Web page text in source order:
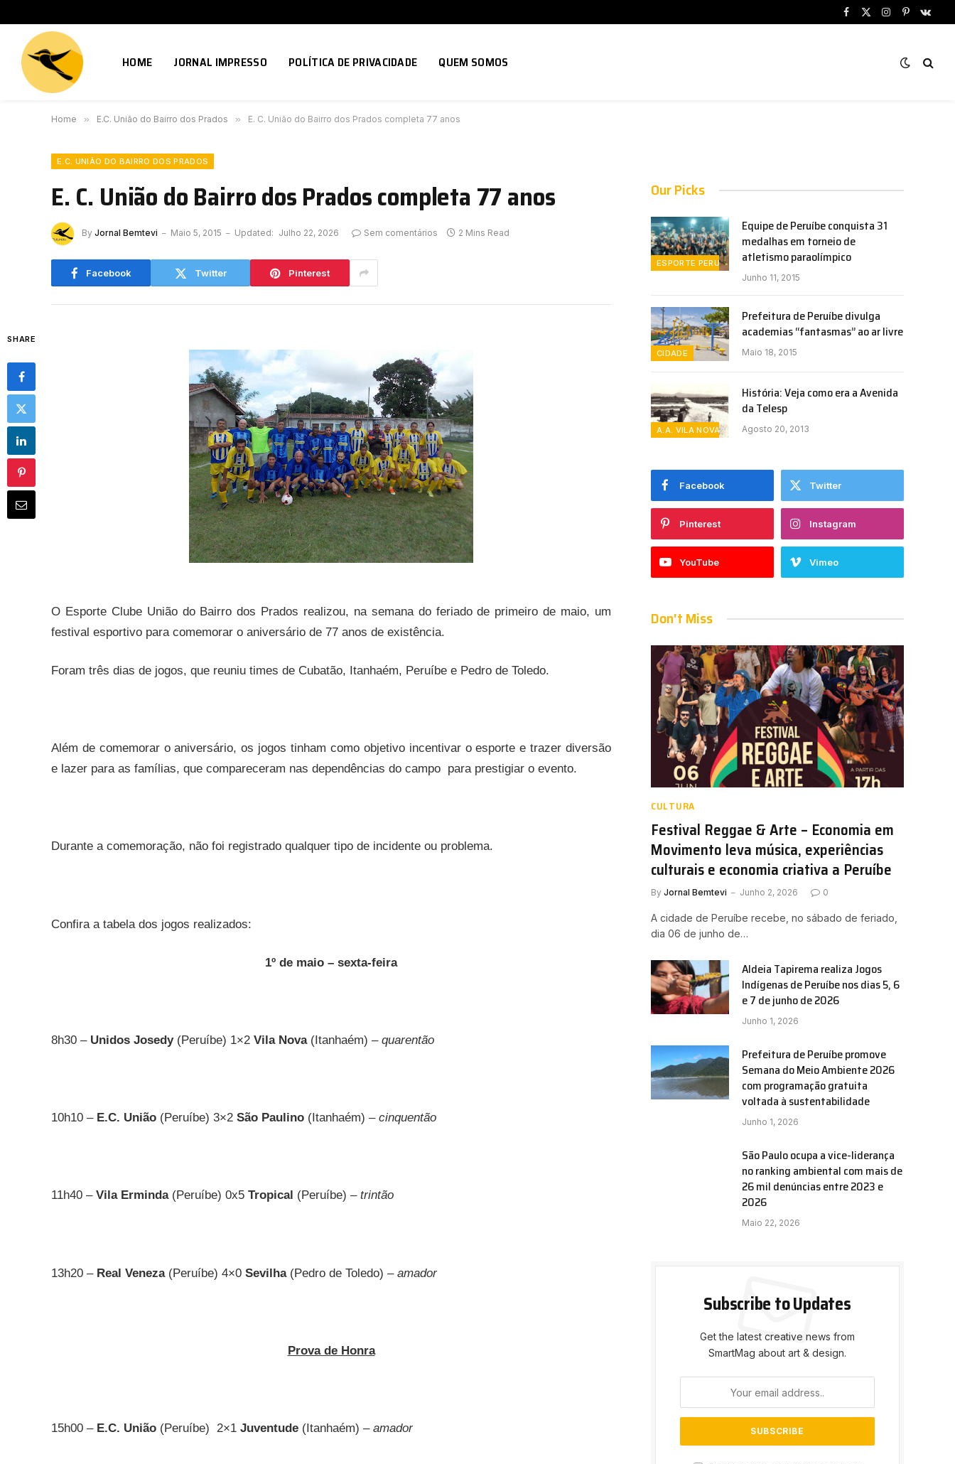
Facebook
X
Instagram
Pinterest
HOME JORNAL IMPRESSO POLÍTICA DE PRIVACIDADE QUEM SOMOS
Home » E.C. União do Bairro dos Prados » E. C. União do Bairro dos Prados completa 77 anos
E.C. UNIÃO DO BAIRRO DOS PRADOS
E. C. União do Bairro dos Prados completa 77 anos
By Jornal Bemtevi Maio 5, 2015 Updated: Julho 22, 2026 Sem comentários 2 Mins Read
Facebook Twitter Pinterest
SHARE
O Esporte Clube União do Bairro dos Prados realizou, na semana do feriado de primeiro de maio, um
festival esportivo para comemorar o aniversário de 77 anos de existência.
Foram três dias de jogos, que reuniu times de Cubatão, Itanhaém, Peruíbe e Pedro de Toledo.
Além de comemorar o aniversário, os jogos tinham como objetivo incentivar o esporte e trazer diversão
e lazer para as famílias, que compareceram nas dependências do campo para prestigiar o evento.
Durante a comemoração, não foi registrado qualquer tipo de incidente ou problema.
Confira a tabela dos jogos realizados:
1º de maio – sexta-feira
8h30 – Unidos Josedy(Peruíbe) 1×2 Vila Nova(Itanhaém) – quarentão
10h10 – E.C. União (Peruíbe) 3×2 São Paulino (Itanhaém) – cinquentão
11h40 – Vila Erminda(Peruíbe) 0x5 Tropical (Peruíbe) – trintão
13h20 – Real Veneza(Peruíbe) 4×0 Sevilha (Pedro de Toledo) – amador
Prova de Honra
15h00 –E.C. União (Peruíbe) 2×1 Juventude (Itanhaém) – amador
Our Picks
ESPORTE PERUÍBE
Equipe de Peruíbe conquista 31
medalhas em torneio de
atletismo paraolímpico
Junho 11, 2015
CIDADE
Prefeitura de Peruíbe divulga
academias “fantasmas” ao ar livre
Maio 18, 2015
A.A. VILA NOVA
História: Veja como era a Avenida
da Telesp
Agosto 20, 2013
Facebook Twitter
Pinterest Instagram
YouTube Vimeo
Don't Miss
CULTURA
Festival Reggae & Arte – Economia em
Movimento leva música, experiências
culturais e economia criativa a Peruíbe
By Jornal Bemtevi Junho 2, 2026 0
A cidade de Peruíbe recebe, no sábado de feriado,
dia 06 de junho de…
Aldeia Tapirema realiza Jogos
Indígenas de Peruíbe nos dias 5, 6
e 7 de junho de 2026
Junho 1, 2026
Prefeitura de Peruíbe promove
Semana do Meio Ambiente 2026
com programação gratuita
voltada à sustentabilidade
Junho 1, 2026
São Paulo ocupa a vice-liderança
no ranking ambiental com mais de
26 mil denúncias entre 2023 e
2026
Maio 22, 2026
Subscribe to Updates
Get the latest creative news from
SmartMag about art & design.